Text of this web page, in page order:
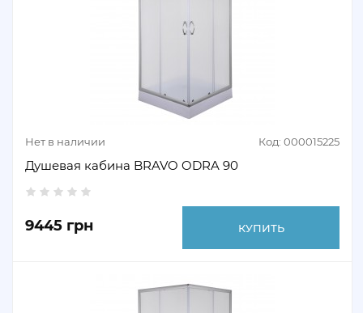
Нет в наличии Код: 000015225
Душевая кабина BRAVO ODRA 90
9445 грн КУПИТЬ